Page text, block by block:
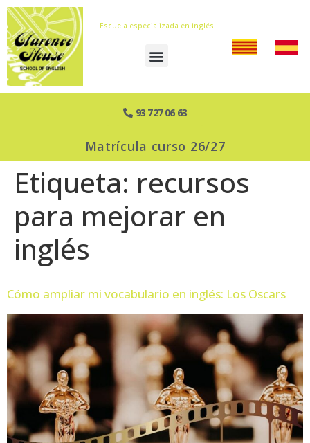
Escuela especializada en inglés
93 727 06 63
Matrícula curso 26/27
Etiqueta: recursos
para mejorar en
inglés
Cómo ampliar mi vocabulario en inglés: Los Oscars